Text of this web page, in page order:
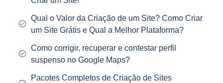
Qual o Valor da Criação de um Site? Como Criar
um Site Grátis e Qual a Melhor Plataforma?
Como corrigir, recuperar e contestar perfil
suspenso no Google Maps?
Pacotes Completos de Criação de Sites